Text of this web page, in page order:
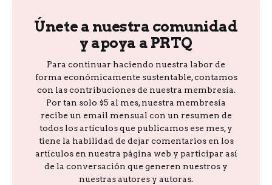
Únete a nuestra comunidad
y apoya a PRTQ
Para continuar haciendo nuestra labor de
forma económicamente sustentable, contamos
con las contribuciones de nuestra membresía.
Por tan solo $5 al mes, nuestra membresía
recibe un email mensual con un resumen de
todos los artículos que publicamos ese mes, y
tiene la habilidad de dejar comentarios en los
artículos en nuestra página web y participar así
de la conversación que generen nuestros y
nuestras autores y autoras.